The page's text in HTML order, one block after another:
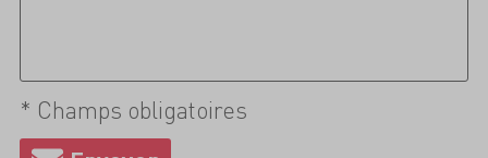
* Champs obligatoires